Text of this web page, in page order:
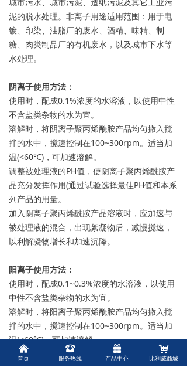
泥的脱水处理。非离子用途适用范围：用于电
镀、印染、油脂厂的废水、酒精、味精、制
糖、肉类制品厂的有机废水，以及城市下水等
水处理。
阴离子使用方法：
使用时，配成0.1%浓度的水溶液，以使用中性
不含盐类杂物的水为宜。
溶解时，将阴离子聚丙烯酰胺产品均匀撒入搅
拌的水中，搅速控制在100~300rpm。适当加
温(<60℃)，可加速溶解。
调整被处理液的PH值，使阴离子聚丙烯酰胺产
品充分发挥作用(通过试验选择最佳PH值和本系
列产品的用量。
加入阴离子聚丙烯酰胺产品溶液时，应加速与
被处理液的混合，出现絮凝物后，减慢搅速，
以利解凝物增长和加速沉降。
阳离子使用方法：
使用时，配成0.1~0.3%浓度的水溶液，以使用
中性不含盐类杂物的水为宜。
溶解时，将阳离子聚丙烯酰胺产品均匀撒入搅
拌的水中，搅速控制在100~300rpm。适当加
温(<60℃)，可加速溶解。
调整被处理液的PH值，使本系列产品充分发挥
作用(通过试验选择最佳PH值和本系列产品的用
낀
首页
뀰
服务热线
끣
产品中心
낙
比利威商城